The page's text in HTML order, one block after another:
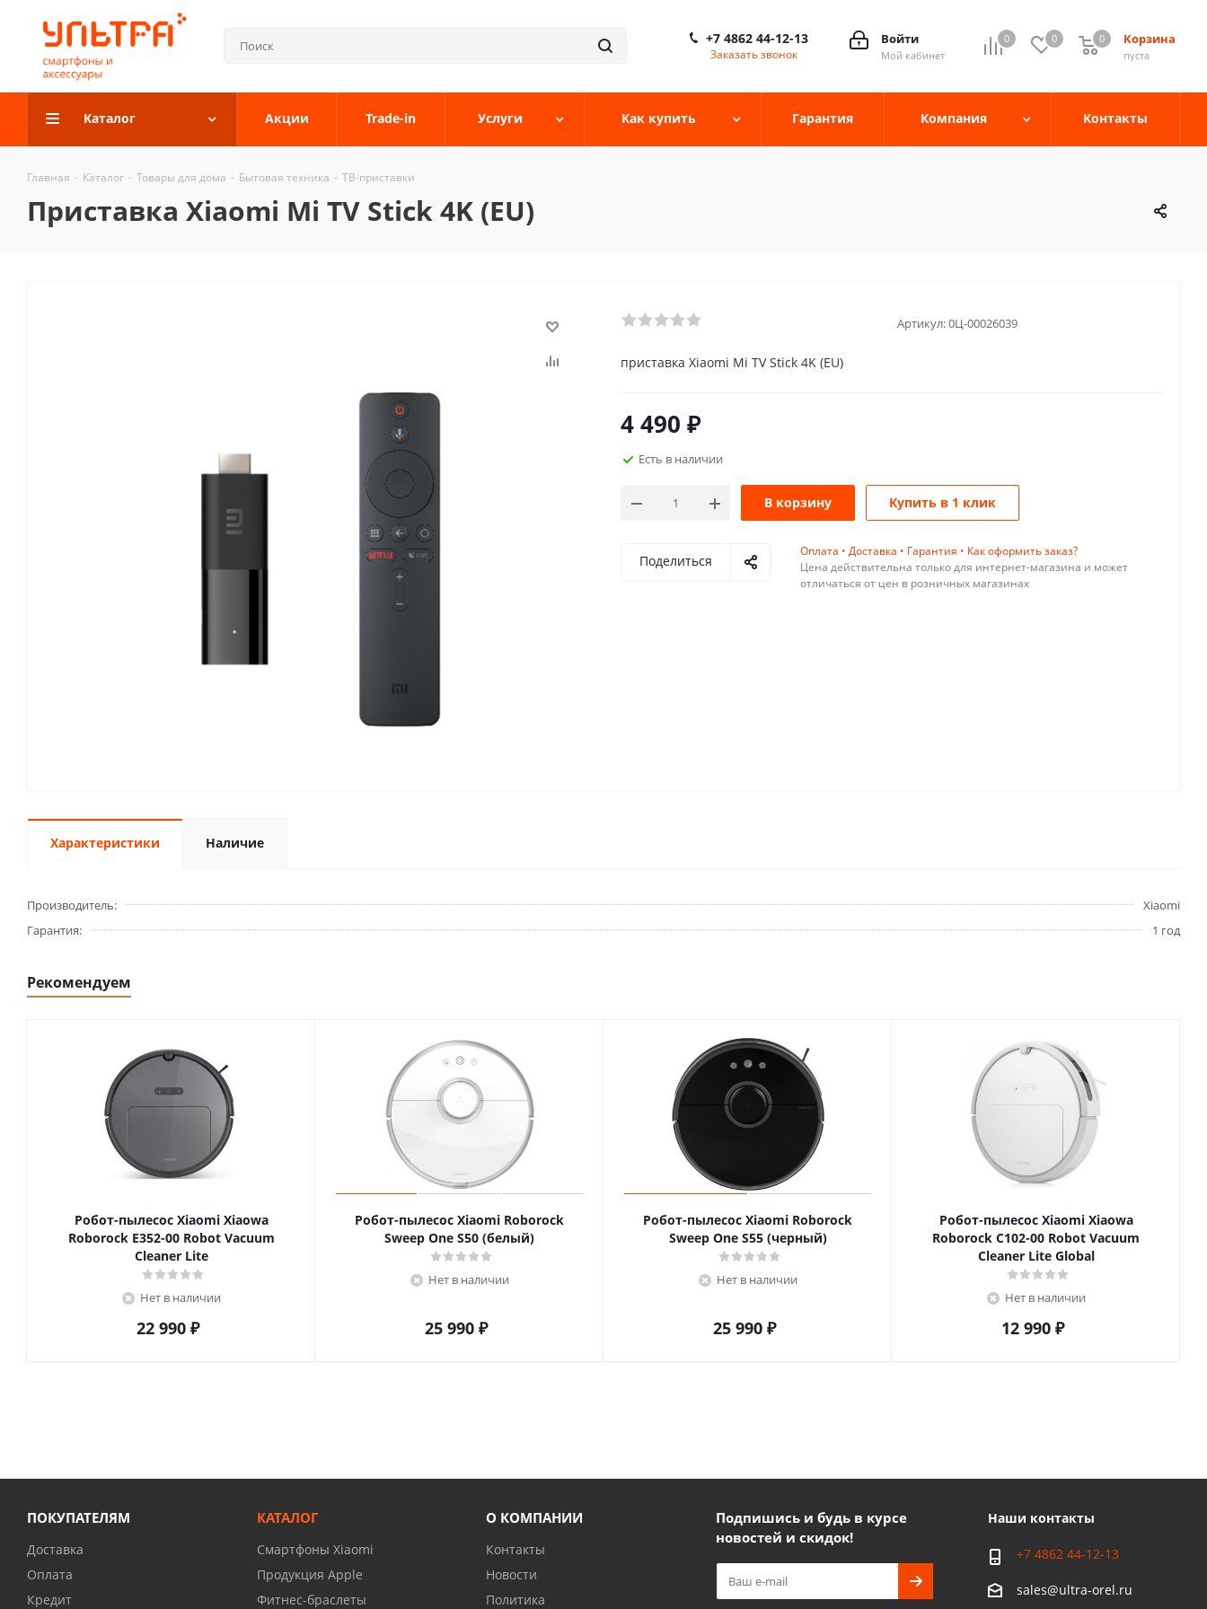
0 0 Корзина
0
пуста
0
Войти
Мой кабинет
+7 4862 44-12-13
Заказать звонок
Каталог Акции Trade-in Услуги Как купить Гарантия Компания Контакты
Главная - Каталог - Товары для дома - Бытовая техника - ТВ-приставки
Приставка Xiaomi Mi TV Stick 4K (EU)
Артикул:0Ц-00026039
приставка Xiaomi Mi TV Stick 4K (EU)
4 490 ₽
Есть в наличии
В корзину Купить в 1 клик
Поделиться
Оплата • Доставка • Гарантия • Как оформить заказ?
Цена действительна только для интернет-магазина и может
отличаться от цен в розничных магазинах
Характеристики Наличие
Производитель
Xiaomi
Гарантия
1 год
Рекомендуем
Робот-пылесос Xiaomi Xiaowa
Roborock E352-00 Robot Vacuum
Cleaner Lite
Нет в наличии
22 990 ₽
Робот-пылесос Xiaomi Roborock
Sweep One S50 (белый)
Нет в наличии
25 990 ₽
Робот-пылесос Xiaomi Roborock
Sweep One S55 (черный)
Нет в наличии
25 990 ₽
Робот-пылесос Xiaomi Xiaowa
Roborock C102-00 Robot Vacuum
Cleaner Lite Global
Нет в наличии
12 990 ₽
ПОКУПАТЕЛЯМ
Доставка
Оплата
Кредит
КАТАЛОГ
Смартфоны Xiaomi
Продукция Apple
Фитнес-браслеты
О КОМПАНИИ
Контакты
Новости
Политика
Подпишись и будь в курсе
новостей и скидок!
Наши контакты
+7 4862 44-12-13
sales@ultra-orel.ru